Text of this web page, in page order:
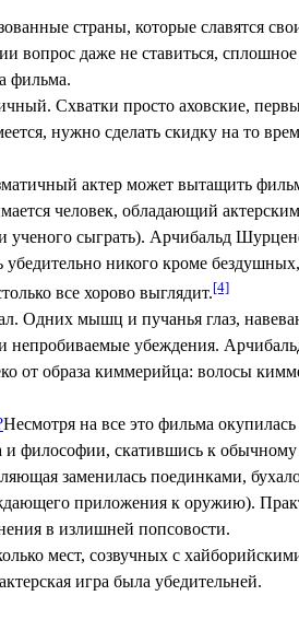
страны, которые славятся
даже не ставиться,
фильма.
Схватки просто аховские,
нужно сделать скидку на то
актер может вытащить
человек, обладающий
сыграть). Арчибальд
убедительно никого кроме
все хорово выглядит.[4]
Одних мышц и пучанья глаз,
убеждения.
образа киммерийца: волосы
Несмотря на все это фильма
и философии, скатившись к
заменилась поединками,
приложения к оружию).
в излишней попсовости.
мест, созвучных с
игра была убедительней.